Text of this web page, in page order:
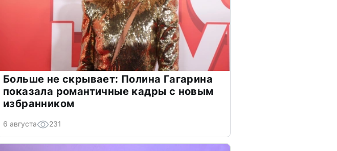
Больше не скрывает: Полина Гагарина
показала романтичные кадры с новым
избранником
6 августа 231